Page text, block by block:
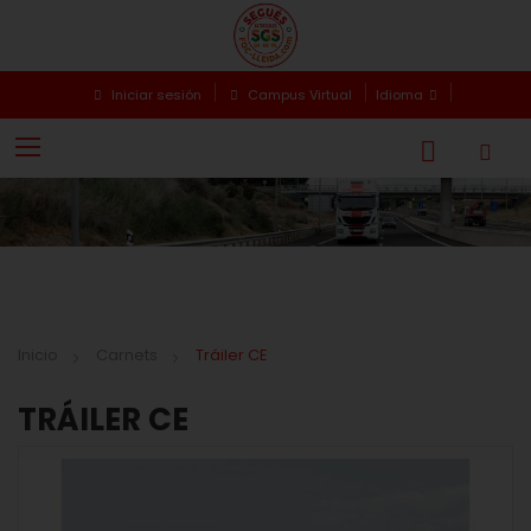
Iniciar sesión Campus Virtual Idioma
Tráiler CE
TRÁILER CE